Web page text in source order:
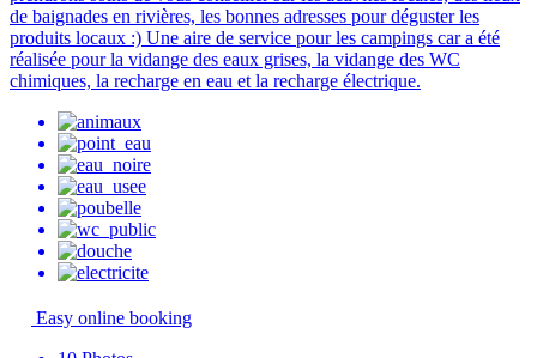
de baignades en rivières, les bonnes adresses pour déguster les
produits locaux :) Une aire de service pour les campings car a été
réalisée pour la vidange des eaux grises, la vidange des WC
chimiques, la recharge en eau et la recharge électrique.
Easy online booking